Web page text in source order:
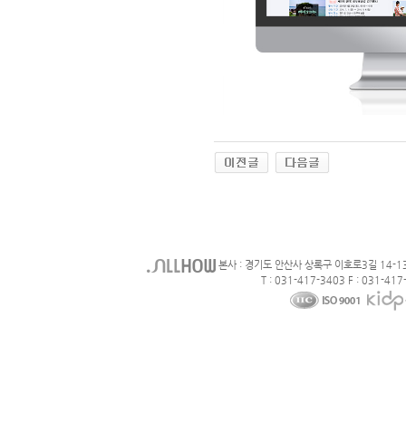
본사 : 경기도 안산사 상록구 이호로3길 14-
T : 031-417-3403 F : 031-